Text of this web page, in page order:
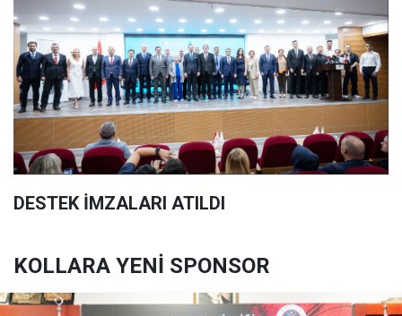
DESTEK İMZALARI ATILDI
KOLLARA YENİ SPONSOR